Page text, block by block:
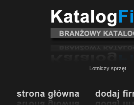
Lotniczy sprzęt